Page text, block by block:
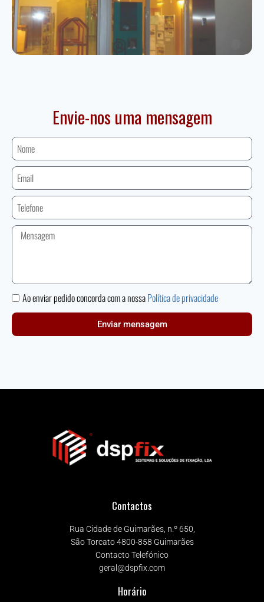
Envie-nos uma mensagem
Ao enviar pedido concorda com a nossaPolítica de privacidade
Enviar mensagem
Contactos
Rua Cidade de Guimarães, n.º 650,
São Torcato 4800-858 Guimarães
Contacto Telefónico
geral@dspfix.com
Horário